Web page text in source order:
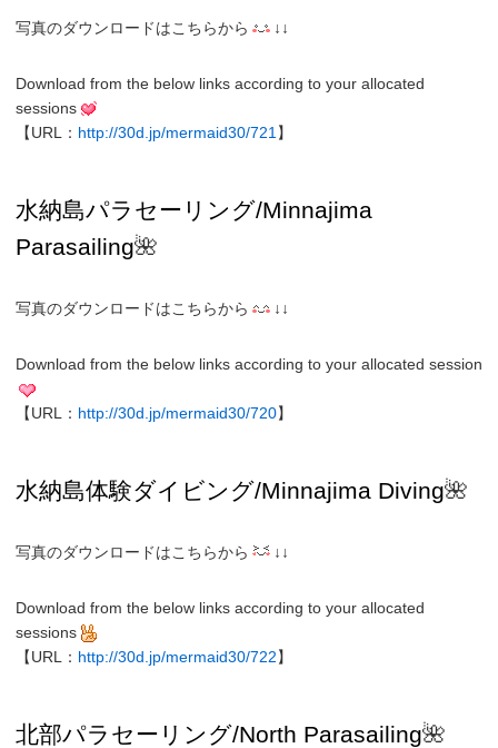
写真のダウンロードはこちらから ↓↓
Download from the below links according to your allocated
sessions
【URL： http://30d.jp/mermaid30/721 】
水納島パラセーリング/Minnajima
Parasailing🌺
写真のダウンロードはこちらから ↓↓
Download from the below links according to your allocated session
【URL： http://30d.jp/mermaid30/720】
水納島体験ダイビング/Minnajima Diving🌺
写真のダウンロードはこちらから ↓↓
Download from the below links according to your allocated
sessions
【URL： http://30d.jp/mermaid30/722】
北部パラセーリング/North Parasailing🌺